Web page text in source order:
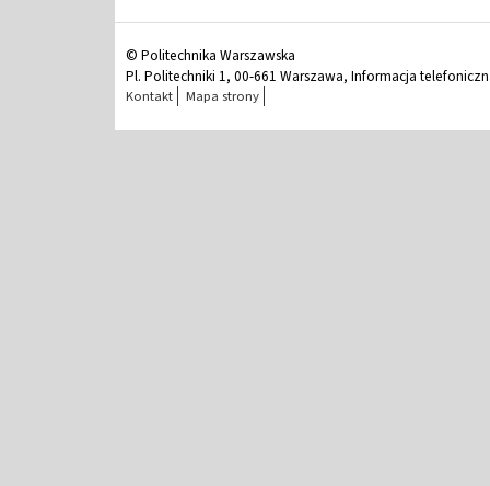
© Politechnika Warszawska
Pl. Politechniki 1, 00-661 Warszawa, Informacja
Kontakt Mapa strony